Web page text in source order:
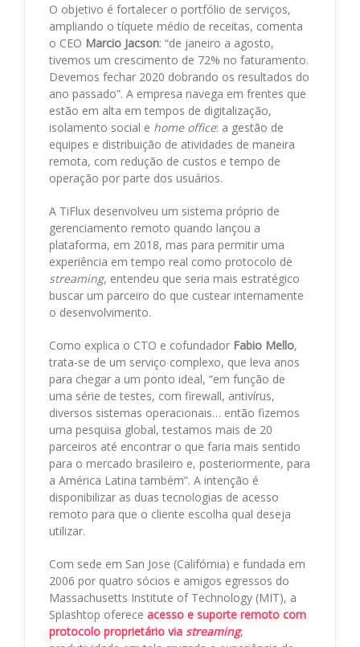
O objetivo é fortalecer o portfólio de serviços,
ampliando o tíquete médio de receitas, comenta
o CEO Marcio Jacson: “de janeiro a agosto,
tivemos um crescimento de 72% no faturamento.
Devemos fechar 2020 dobrando os resultados do
ano passado”. A empresa navega em frentes que
estão em alta em tempos de digitalização,
isolamento social e home office: a gestão de
equipes e distribuição de atividades de maneira
remota, com redução de custos e tempo de
operação por parte dos usuários.
A TiFlux desenvolveu um sistema próprio de
gerenciamento remoto quando lançou a
plataforma, em 2018, mas para permitir uma
experiência em tempo real como protocolo de
streaming, entendeu que seria mais estratégico
buscar um parceiro do que custear internamente
o desenvolvimento.
Como explica o CTO e cofundador Fabio Mello,
trata-se de um serviço complexo, que leva anos
para chegar a um ponto ideal, “em função de
uma série de testes, com firewall, antivírus,
diversos sistemas operacionais… então fizemos
uma pesquisa global, testamos mais de 20
parceiros até encontrar o que faria mais sentido
para o mercado brasileiro e, posteriormente, para
a América Latina também”. A intenção é
disponibilizar as duas tecnologias de acesso
remoto para que o cliente escolha qual deseja
utilizar.
Com sede em San Jose (Califórnia) e fundada em
2006 por quatro sócios e amigos egressos do
Massachusetts Institute of Technology (MIT), a
Splashtop oferece acesso e suporte remoto com
protocolo proprietário via streaming,